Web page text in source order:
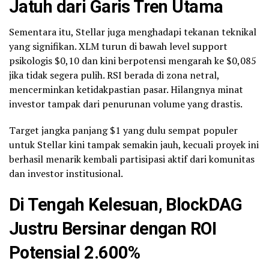
Jatuh dari Garis Tren Utama
Sementara itu, Stellar juga menghadapi tekanan teknikal
yang signifikan. XLM turun di bawah level support
psikologis $0,10 dan kini berpotensi mengarah ke $0,085
jika tidak segera pulih. RSI berada di zona netral,
mencerminkan ketidakpastian pasar. Hilangnya minat
investor tampak dari penurunan volume yang drastis.
Target jangka panjang $1 yang dulu sempat populer
untuk Stellar kini tampak semakin jauh, kecuali proyek ini
berhasil menarik kembali partisipasi aktif dari komunitas
dan investor institusional.
Di Tengah Kelesuan, BlockDAG
Justru Bersinar dengan ROI
Potensial 2.600%